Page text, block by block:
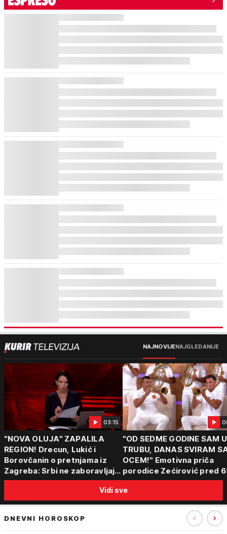
NAJNOVIJENAJGLEDANIJE
03:15
"NOVA OLUJA" ZAPALILA
REGION! Drecun, Lukić i
Borovčanin o pretnjama iz
Zagreba: Srbi ne zaboravljaju
progon
"OD SEDME GODINE SAM
TRUBU, DANAS SVIRAM
OCEM!" Emotivna priča
porodice Zećirović pred
Sabor trubača u Guči
Vidi sve
DNEVNI HOROSKOP